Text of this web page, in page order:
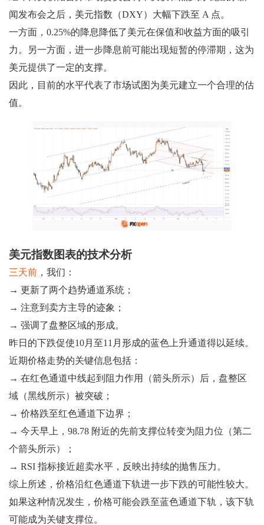
闻发布会之后，美元指数（DXY）大幅下跌至 A 点。
一方面，0.25%的降息降低了美元在保值和收益方面的吸引
力。另一方面，进一步降息前可能出现短暂的停滞期，这为
美元提供了一定的支撑。
因此，目前的水平代表了市场试图为美元建立一个合理的估
值。
美元指数图表的技术分析
三天前 ，我们：
→ 更新了两个趋势通道系统；
→ 注意到卖方主导的迹象；
→ 强调了盘整区域的形成。
昨日的下跌促使10月至11月形成的蓝色上升通道得以延续。
近期价格走势的关键信息包括：
→ 在红色通道中线起到阻力作用（箭头所示）后，盘整区
域（黑线所示）被突破；
→ 价格跌至红色通道下边界；
→ 今天早上，98.78 附近的先前支撑位转变为阻力位（第二
个箭头所示）；
→ RSI 指标接近超卖水平，反映出持续的抛售压力。
综上所述，价格沿红色通道下轨进一步下跌的可能性较大。
如果这种情况发生，价格可能会跌至蓝色通道下轨，该下轨
可能成为关键支撑位。